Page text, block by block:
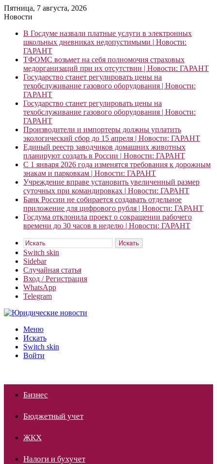
Пятница, 7 августа, 2026
Новости
В Госдуме назвали платные услуги в электронных
школьных дневниках недопустимыми | Новости:
ГАРАНТ
ТФОМС возьмет на себя полномочия страховых
медорганизаций при их отсутствии | Новости: ГАРАНТ
Государство станет регулировать цены на
техобслуживание газового оборудования | Новости:
ГАРАНТ
Государство станет регулировать цены на
техобслуживание газового оборудования | Новости:
ГАРАНТ
Производители и импортеры должны уплатить
экологический сбор до 15 апреля | Новости: ГАРАНТ
Единый реестр заводчиков домашних животных
планируют создать в России | Новости: ГАРАНТ
С 1 января 2026 года изменятся требования к дорожным
знакам и парковкам | Новости: ГАРАНТ
Учреждение вправе установить увеличенный размер
суточных при командировках | Новости: ГАРАНТ
Банк России не собирается создавать отдельное
приложение для цифрового рубля | Новости: ГАРАНТ
Госдума отклонила проект о сокращении рабочего
времени до 30 часов в неделю | Новости: ГАРАНТ
Искать
Switch skin
Sidebar
Случайная статья
Вход / Регистрация
WhatsApp
Telegram
Меню
Искать
Switch skin
Войти
Бизнес
Бюджетный учет
ЖКХ
Налоги и бухучет